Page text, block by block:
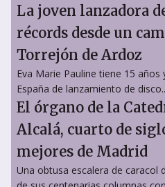
La joven lanzadora
récords desde un
Torrejón de Ardoz
Eva Marie Pauline tiene 15
España de lanzamiento de
El órgano de la
Alcalá, cuarto de
mejores de Madrid
Una obtusa escalera de caracol